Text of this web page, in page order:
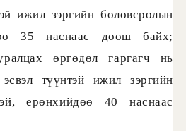
ижил зэргийн боловсролын
35 наснаас доош байх;
өргөдөл гаргагч нь
түүнтэй ижил зэргийн
ерөнхийдөө 40 наснаас